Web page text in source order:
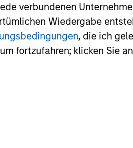
verbundenen
Wiedergabe
, die ich
fortzufahren; klicken Sie
constitute and should not be